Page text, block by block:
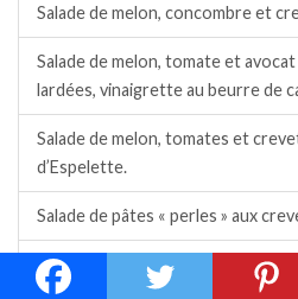
Salade de melon, concombre et
Salade de melon, tomate et
lardées, vinaigrette au beurre de
Salade de melon, tomates et
d’Espelette.
Salade de pâtes « perles » aux
Salade de pâtes « perles » aux